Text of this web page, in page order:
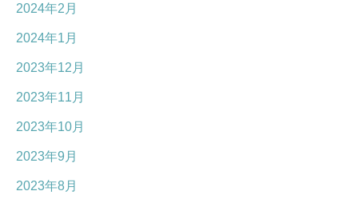
2024年2月
2024年1月
2023年12月
2023年11月
2023年10月
2023年9月
2023年8月